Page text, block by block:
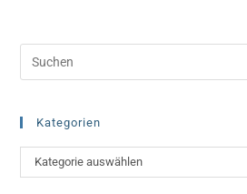
Kategorien
Kategorien
Kategorie auswählen